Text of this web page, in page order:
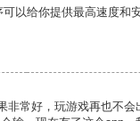
以给你提供最高速度和
非常好，玩游戏再也不